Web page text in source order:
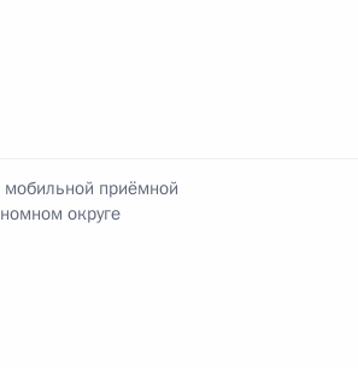
конгресса финно-угорских
мобильной приёмной
округе